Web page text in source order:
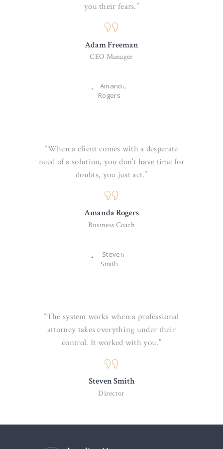
you their fears.”
Adam Freeman
CEO Manager
“When a client comes with a desperate
need of a solution, you don’t have time for
doubts, you just act.”
Amanda Rogers
Business Coach
“The system works when a professional
attorney takes everything under their
control. It worked with you.”
Steven Smith
Director